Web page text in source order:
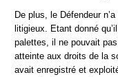
De plus, le Défendeur
litigieux. Etant donné
palettes, il ne pouvait
atteinte aux droits de la
avait enregistré et